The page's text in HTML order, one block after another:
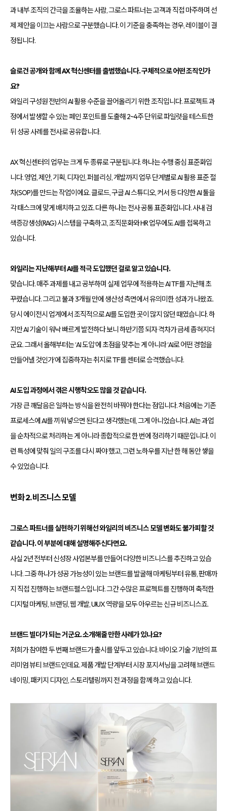
과 내부 조직의 간극을 조율하는 사람, 그로스 파트너는 고객과 직접 마주하며 선
제 제안을 이끄는 사람으로 구분했습니다. 이 기준을 충족하는 경우, 레이블이 결
정됩니다.
슬로건 공개와 함께 AX 혁신센터를 출범했습니다. 구체적으로 어떤 조직인가
요?
와일리 구성원 전반의 AI 활용 수준을 끌어올리기 위한 조직입니다. 프로젝트 과
정에서 발생할 수 있는 페인 포인트를 도출해 2~4주 단위로 파일럿을 테스트한
뒤 성공 사례를 전사로 공유합니다.
AX 혁신센터의 업무는 크게 두 종류로 구분됩니다. 하나는 수행 중심 표준화입
니다. 영업, 제안, 기획, 디자인, 퍼블리싱, 개발까지 업무 단계별로 AI 활용 표준 절
차(SOP)를 만드는 작업이에요. 클로드, 구글 AI 스튜디오, 커서 등 다양한 AI 툴을
각 태스크에 맞게 배치하고 있죠. 다른 하나는 전사 공통 표준화입니다. 사내 검
색증강생성(RAG) 시스템을 구축하고, 조직문화와 HR 업무에도 AI를 접목하고
있습니다.
와일리는 지난해부터 AI를 적극 도입했던 걸로 알고 있습니다.
맞습니다. 매주 과제를 내고 공부하며 실제 업무에 적용하는 AI TF를 지난해 초
꾸렸습니다. 그리고 불과 3개월 만에 생산성 측면에서 유의미한 성과가 나왔죠.
당시 에이전시 업계에서 조직적으로 AI를 도입한 곳이 많지 않던 때였습니다. 하
지만 AI 기술이 워낙 빠르게 발전하다 보니 하반기쯤 되자 격차가 금세 좁혀지더
군요. 그래서 올해부터는 ‘AI 도입’에 초점을 맞추는 게 아니라 ‘AI로 어떤 경험을
만들어낼 것인가’에 집중하자는 취지로 TF를 센터로 승격했습니다.
AI 도입 과정에서 겪은 시행착오도 많을 것 같습니다.
가장 큰 깨달음은 일하는 방식을 완전히 바꿔야 한다는 점입니다. 처음에는 기존
프로세스에 AI를 끼워 넣으면 된다고 생각했는데, 그게 아니었습니다. AI는 과업
을 순차적으로 처리하는 게 아니라 종합적으로 한 번에 정리하기 때문입니다. 이
런 특성에 맞춰 일의 구조를 다시 짜야 했고, 그런 노하우를 지난 한 해 동안 쌓을
수 있었습니다.
변화 2. 비즈니스 모델
그로스 파트너를 실현하기 위해선 와일리의 비즈니스 모델 변화도 불가피할 것
같습니다. 이 부분에 대해 설명해주신다면요.
사실 2년 전부터 신성장 사업본부를 만들어 다양한 비즈니스를 추진하고 있습
니다. 그중 하나가 성공 가능성이 있는 브랜드를 발굴해 마케팅부터 유통, 판매까
지 직접 진행하는 브랜드펄스입니다. 그간 수많은 프로젝트를 진행하며 축적한
디지털 마케팅, 브랜딩, 웹 개발, UI·UX 역량을 모두 아우르는 신규 비즈니스죠.
브랜드 빌더가 되는 거군요. 소개해줄 만한 사례가 있나요?
저희가 참여한 두 번째 브랜드가 출시를 앞두고 있습니다. 바이오 기술 기반의 프
리미엄 뷰티 브랜드인데요. 제품 개발 단계부터 시장 포지셔닝을 고려해 브랜드
네이밍, 패키지 디자인, 스토리텔링까지 전 과정을 함께 하고 있습니다.